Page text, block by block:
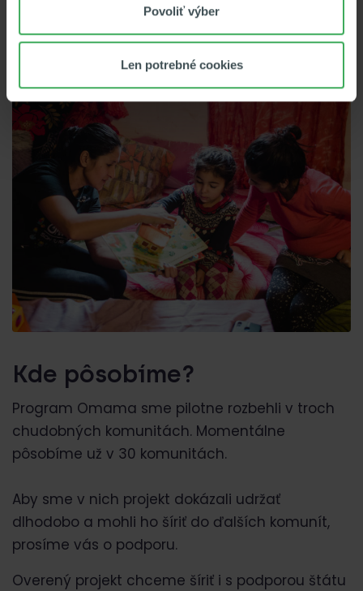
Povoliť výber
Len potrebné cookies
Kde pôsobíme?
Program Omama sme pilotne rozbehli v troch
chudobných komunitách. Momentálne
pôsobíme už v 30 komunitách.
Aby sme v nich projekt dokázali udržať
dlhodobo a mohli ho šíriť do ďalších komunít,
prosíme vás o podporu.
Overený projekt chceme šíriť i s podporou štátu